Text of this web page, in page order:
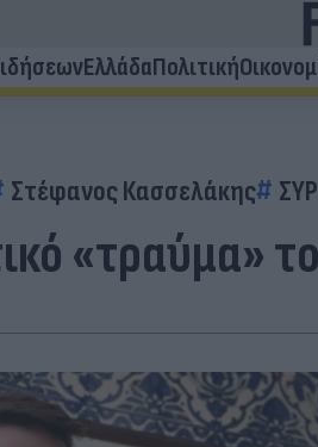
ΕλλάδαΠολιτική
Στέφανος Κασσελάκης
«τραύμα»